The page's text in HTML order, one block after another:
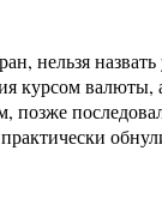
нельзя
курсом
позже